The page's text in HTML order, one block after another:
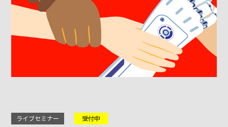
ライブセミナー 受付中